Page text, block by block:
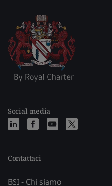
Social media
Contattaci
BSI - Chi siamo